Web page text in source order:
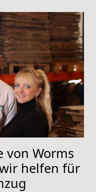
von Worms
helfen für